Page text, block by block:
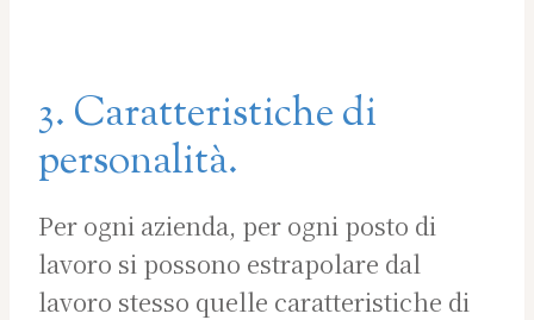
3. Caratteristiche di
personalità.
Per ogni azienda, per ogni posto di
lavoro si possono estrapolare dal
lavoro stesso quelle caratteristiche di